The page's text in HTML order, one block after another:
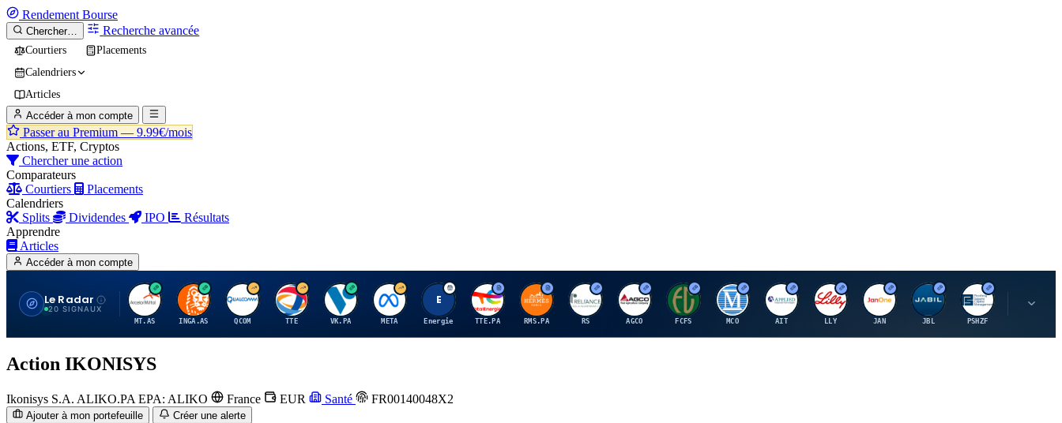
Rendement Bourse
Chercher… Recherche avancée
Courtiers
Placements
Calendriers
Articles
Accéder à mon compte
Passer au Premium — 9.99€/mois
Actions, ETF, Cryptos
Chercher une action
Comparateurs
Courtiers
Placements
Calendriers
Splits
Dividendes IPO
Résultats
Apprendre
Articles
Accéder à mon compte
Le Radar
20 SIGNAUX
A
MT.AS
I
INGA.AS
Q
QCOM
T
TTE
V
VK.PA
M
META
E
Energie
T
TTE.PA
H
RMS.PA
R
RS
A
AGCO
F
FCFS
M
MCO
A
AIT
E
LLY
J
JAN
J
JBL
P
PSHZF
O
Action IKONISYS
Ikonisys S.A. ALIKO.PA EPA: ALIKO France EUR Santé FR00140048X2
Ajouter à mon portefeuille Créer une alerte